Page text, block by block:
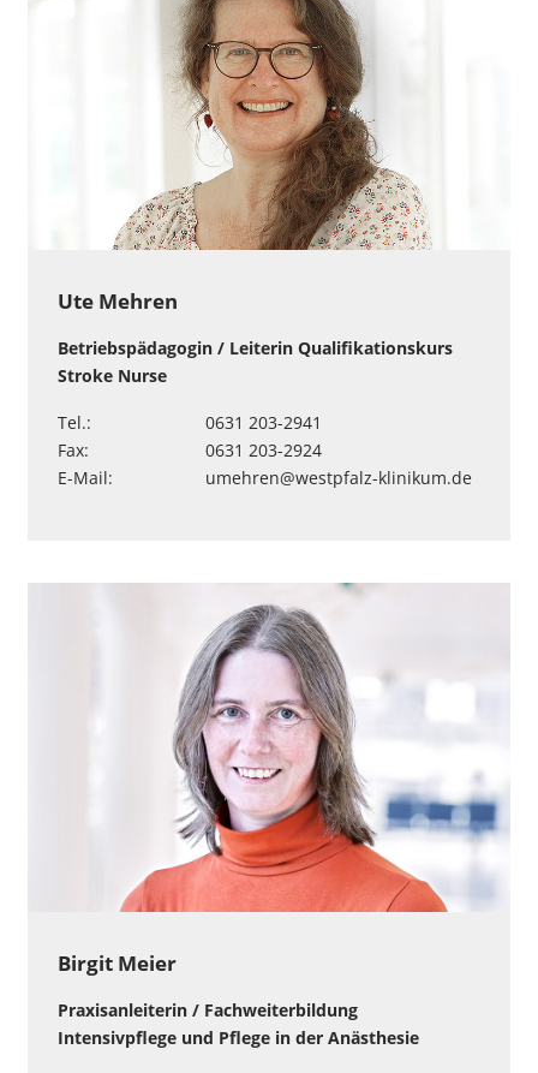
Ute Mehren
Betriebspädagogin / Leiterin Qualifikationskurs
Stroke Nurse
Tel.:
0631 203-2941
Fax:
0631 203-2924
E-Mail:
umehren@westpfalz-klinikum.de
Birgit Meier
Praxisanleiterin / Fachweiterbildung
Intensivpflege und Pflege in der Anästhesie